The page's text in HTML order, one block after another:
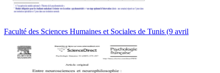
Faculté des Sciences Humaines et Sociales de Tunis (9 avril